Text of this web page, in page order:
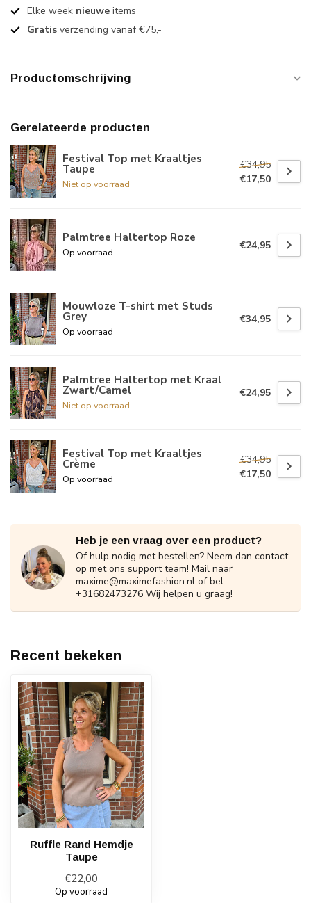
Elke week nieuwe items
Gratis verzending vanaf €75,-
Productomschrijving
Gerelateerde producten
Festival Top met Kraaltjes
Taupe
Niet op voorraad
€34,95
€17,50
Palmtree Haltertop Roze
Op voorraad
€24,95
Mouwloze T-shirt met Studs
Grey
Op voorraad
€34,95
Palmtree Haltertop met Kraal
Zwart/Camel
Niet op voorraad
€24,95
Festival Top met Kraaltjes
Crème
Op voorraad
€34,95
€17,50
Heb je een vraag over een product?
Of hulp nodig met bestellen? Neem dan contact
op met ons support team! Mail naar
maxime@maximefashion.nl of bel
+31682473276 Wij helpen u graag!
Recent bekeken
Ruffle Rand Hemdje
Taupe
€22,00
Op voorraad